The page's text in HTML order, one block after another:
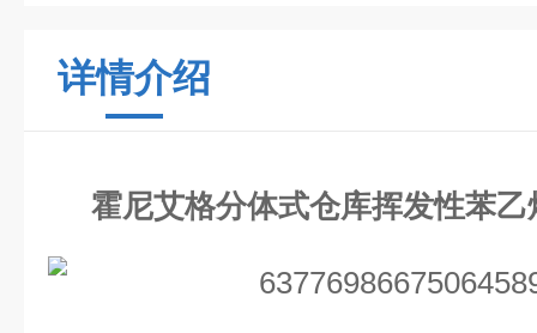
详情介绍
霍尼艾格分体式仓库挥发性苯乙